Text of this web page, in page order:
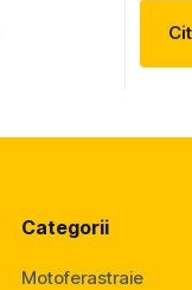
Categorii
Motoferastraie